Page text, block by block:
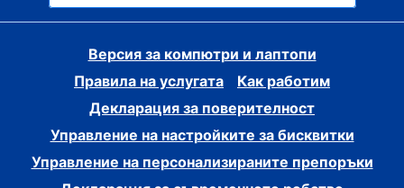
Версия за компютри и лаптопи
Правила на услугата
Как работим
Декларация за поверителност
Управление на настройките за бисквитки
Управление на персонализираните препоръки